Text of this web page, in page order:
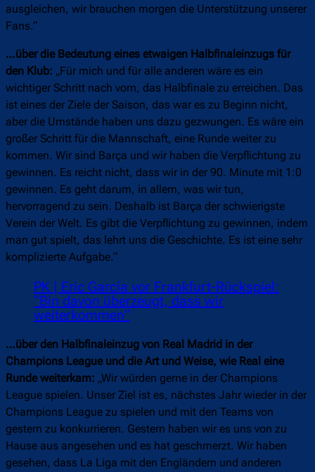
ausgleichen, wir brauchen morgen die Unterstützung unserer
Fans.“
…über die Bedeutung eines etwaigen Halbfinaleinzugs für
den Klub: „Für mich und für alle anderen wäre es ein
wichtiger Schritt nach vorn, das Halbfinale zu erreichen. Das
ist eines der Ziele der Saison, das war es zu Beginn nicht,
aber die Umstände haben uns dazu gezwungen. Es wäre ein
großer Schritt für die Mannschaft, eine Runde weiter zu
kommen. Wir sind Barça und wir haben die Verpflichtung zu
gewinnen. Es reicht nicht, dass wir in der 90. Minute mit 1:0
gewinnen. Es geht darum, in allem, was wir tun,
hervorragend zu sein. Deshalb ist Barça der schwierigste
Verein der Welt. Es gibt die Verpflichtung zu gewinnen, indem
man gut spielt, das lehrt uns die Geschichte. Es ist eine sehr
komplizierte Aufgabe.“
PK | Eric García vor Frankfurt-Rückspiel:
“Bin davon überzeugt, dass wir
weiterkommen”
…über den Halbfinaleinzug von Real Madrid in der
Champions League und die Art und Weise, wie Real eine
Runde weiterkam: „Wir würden gerne in der Champions
League spielen. Unser Ziel ist es, nächstes Jahr wieder in der
Champions League zu spielen und mit den Teams von
gestern zu konkurrieren. Gestern haben wir es uns von zu
Hause aus angesehen und es hat geschmerzt. Wir haben
gesehen, dass La Liga mit den Engländern und anderen